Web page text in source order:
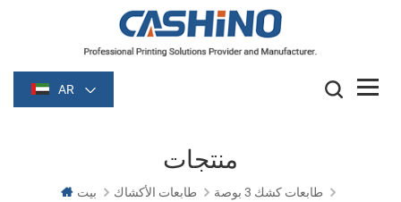
AR
منتجات
بيت طابعات الأكشاك
طابعات كشك 3 بوصة